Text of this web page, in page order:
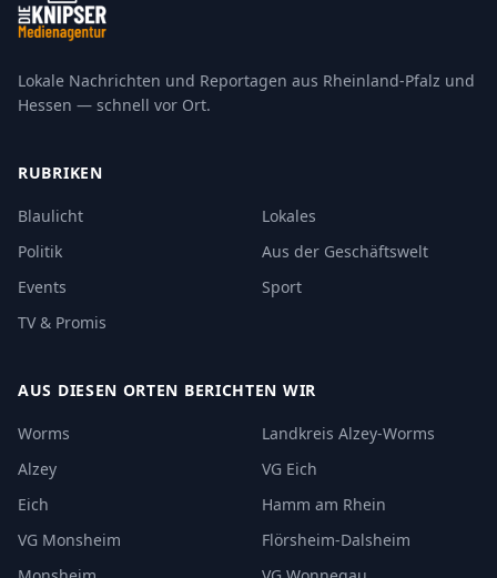
Lokale Nachrichten und Reportagen aus Rheinland-Pfalz und
Hessen — schnell vor Ort.
RUBRIKEN
Blaulicht
Lokales
Politik
Aus der Geschäftswelt
Events
Sport
TV & Promis
AUS DIESEN ORTEN BERICHTEN WIR
Worms
Landkreis Alzey-Worms
Alzey
VG Eich
Eich
Hamm am Rhein
VG Monsheim
Flörsheim-Dalsheim